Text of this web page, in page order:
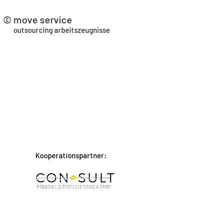
© move service
outsourcing arbeitszeugnisse
Kooperationspartner:
in deutscher und
von Arbeitszeugnissen rechtssichere